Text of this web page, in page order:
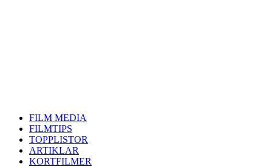
FILM MEDIA
FILMTIPS
TOPPLISTOR
ARTIKLAR
KORTFILMER